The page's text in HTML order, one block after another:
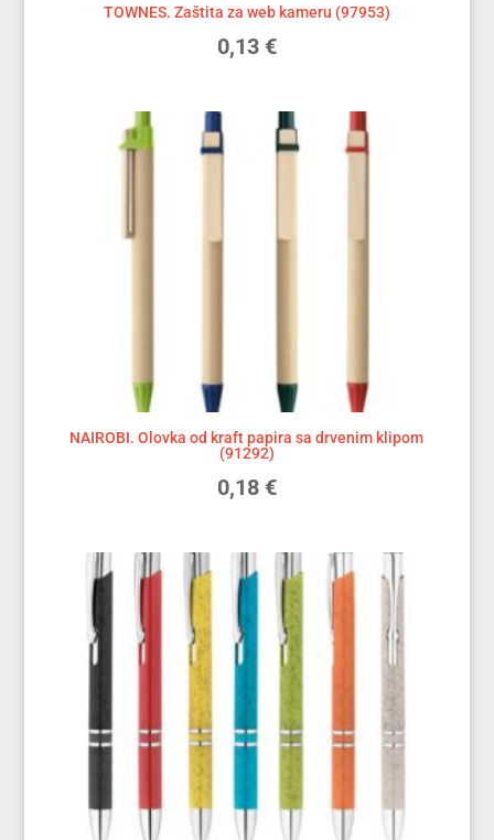
TOWNES. Zaštita za web kameru (97953)
0,13 €
NAIROBI. Olovka od kraft papira sa drvenim klipom
(91292)
0,18 €